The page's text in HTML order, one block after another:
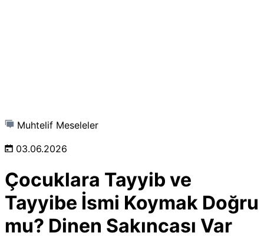
Muhtelif Meseleler
03.06.2026
Çocuklara Tayyib ve
Tayyibe İsmi Koymak Doğru
mu? Dinen Sakıncası Var